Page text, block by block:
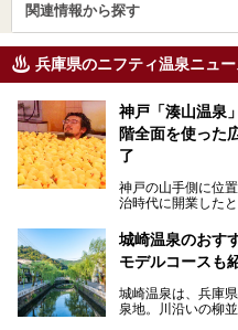
関連情報から探す
兵庫県のニフティ温泉ニュー
神戸「湊山温泉
階全面を使った
了
神戸の山手側に位
治時代に開業した
っぱいに浮かぶア
コワーキングも可
設備で人々をアッ
城崎温泉のおす
モデルコースも
城崎温泉は、兵庫
泉地。川沿いの柳